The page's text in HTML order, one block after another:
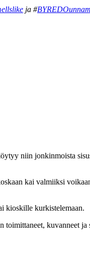
ja #
niin jonkinmoista
kai valmiiksi
kioskille kurkistelemaan.
toimittaneet, kuvanneet